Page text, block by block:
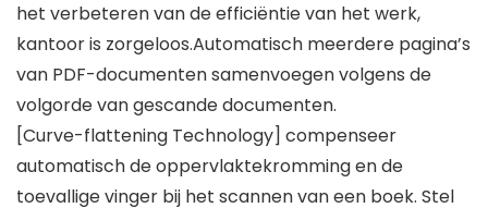
het verbeteren van de efficiëntie van het werk,
kantoor is zorgeloos.Automatisch meerdere pagina’s
van PDF-documenten samenvoegen volgens de
volgorde van gescande documenten.
[Curve-flattening Technology] compenseer
automatisch de oppervlaktekromming en de
toevallige vinger bij het scannen van een boek. Stel